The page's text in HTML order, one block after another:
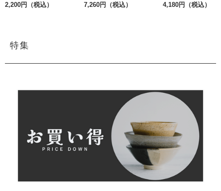
2,200円（税込） 7,260円（税込） 4,180円（税込）
特集